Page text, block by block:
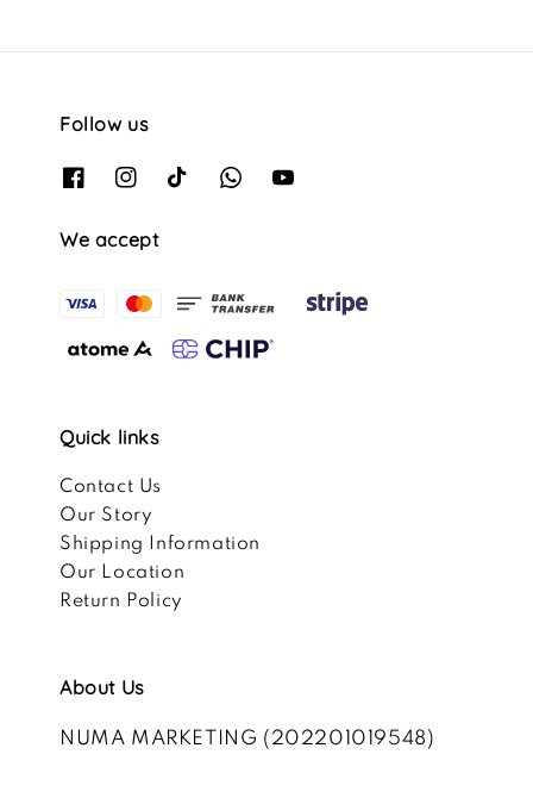
Follow us
We accept
Quick links
Contact Us
Our Story
Shipping Information
Our Location
Return Policy
About Us
NUMA MARKETING (202201019548)